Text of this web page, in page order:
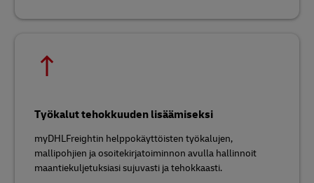
Työkalut tehokkuuden lisäämiseksi
myDHLFreightin helppokäyttöisten työkalujen,
mallipohjien ja osoitekirjatoiminnon avulla hallinnoit
maantiekuljetuksiasi sujuvasti ja tehokkaasti.